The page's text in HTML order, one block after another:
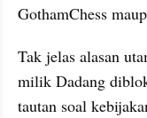
GothamChess
Tak jelas alasan
milik Dadang
tautan soal